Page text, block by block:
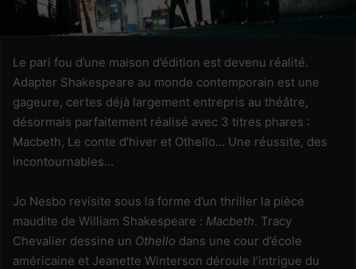
Le pari fou d’une maison d’édition est devenu réalité.
Adapter Shakespeare au monde contemporain est une
gageure, certes déjà largement entrepris au théâtre,
désormais parfaitement réalisé avec 3 titres phares :
Macbeth, Le conte d’hiver et Othello… Une réussite, des
incontournables…
Jo Nesbo revisite sous la forme d’un thriller la pièce
maudite de William Shakespeare : Macbeth. Tracy
Chevalier dessine un Othello dans une cour d’école
américaine et Jeanette Winterson déroule l’intrigue du